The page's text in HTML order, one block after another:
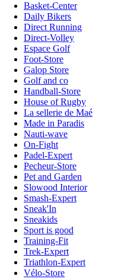
Basket-Center
Daily Bikers
Direct Running
Direct-Volley
Espace Golf
Foot-Store
Galop Store
Golf and co
Handball-Store
House of Rugby
La sellerie de Maé
Made in Paradis
Nauti-wave
On-Fight
Padel-Expert
Pecheur-Store
Pet and Garden
Slowood Interior
Smash-Expert
Sneak'In
Sneakids
Sport is good
Training-Fit
Trek-Expert
Triathlon-Expert
Vélo-Store